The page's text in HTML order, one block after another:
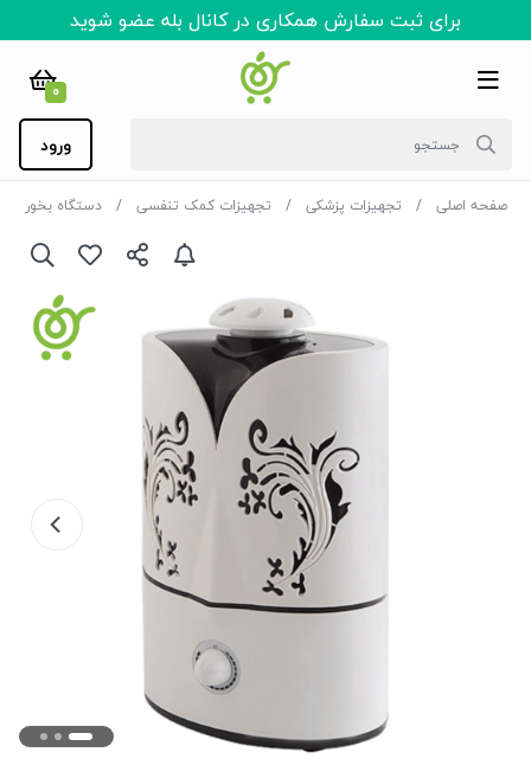
برای ثبت سفارش همکاری در کانال بله عضو شوید
0
ورود
صفحه اصلی تجهیزات پزشکی تجهیزات کمک تنفسی دستگاه بخور